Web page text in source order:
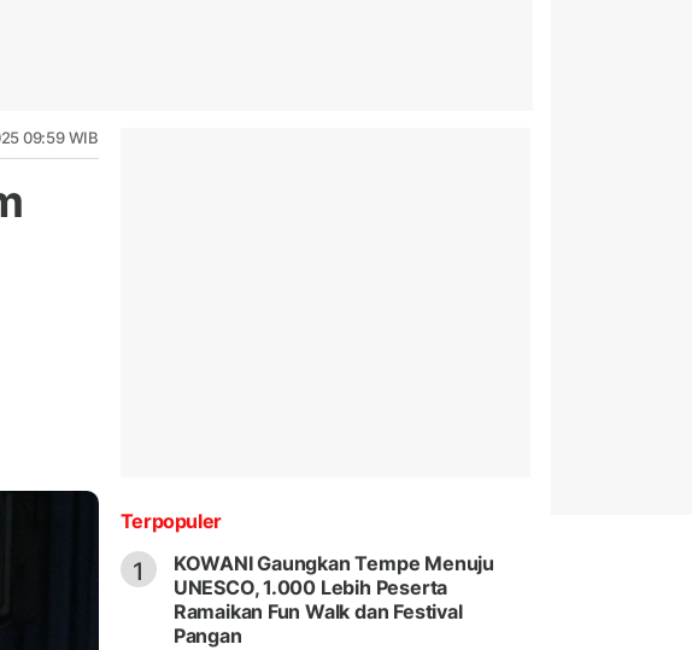
09:59 WIB
Terpopuler
1
KOWANI Gaungkan Tempe Menuju
UNESCO, 1.000 Lebih Peserta
Ramaikan Fun Walk dan Festival
Pangan